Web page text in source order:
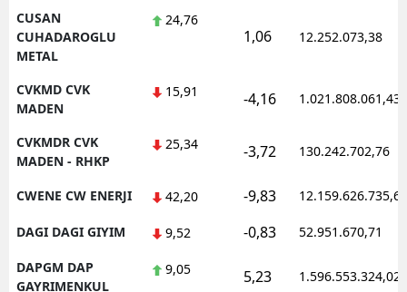
CUSAN
CUHADAROGLU
METAL
24,76
1,06 12.252.073,38
CVKMD CVK
MADEN
15,91 -4,16 1.021.808.061,43
CVKMDR CVK
MADEN - RHKP
25,34 -3,72 130.242.702,76
CWENE CW ENERJI 42,20 -9,83 12.159.626.735,62
DAGI DAGI GIYIM 9,52 -0,83 52.951.670,71
DAPGM DAP
GAYRIMENKUL
9,05 5,23 1.596.553.324,02